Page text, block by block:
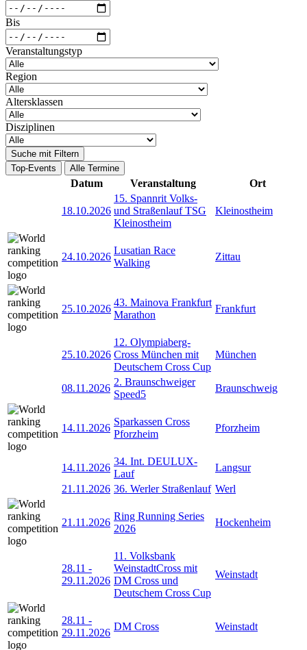
Bis
Veranstaltungstyp
Region
Altersklassen
Disziplinen
Suche mit Filtern
Top-Events
Alle Termine
Datum Veranstaltung Ort
18.10.2026
15. Spannrit Volks-
und Straßenlauf TSG
Kleinostheim
Kleinostheim
24.10.2026
Lusatian Race
Walking
Zittau
25.10.2026
43. Mainova Frankfurt
Marathon
Frankfurt
25.10.2026
12. Olympiaberg-
Cross München mit
Deutschem Cross Cup
München
08.11.2026
2. Braunschweiger
Speed5
Braunschweig
14.11.2026
Sparkassen Cross
Pforzheim
Pforzheim
14.11.2026
34. Int. DEULUX-
Lauf
Langsur
21.11.2026 36. Werler Straßenlauf Werl
21.11.2026
Ring Running Series
2026
Hockenheim
28.11 -
29.11.2026
11. Volksbank
WeinstadtCross mit
DM Cross und
Deutschem Cross Cup
Weinstadt
28.11 -
29.11.2026
DM Cross Weinstadt